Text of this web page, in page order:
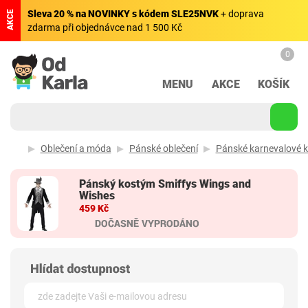
AKCE Sleva 20 % na NOVINKY s kódem SLE25NVK+ doprava
zdarma při objednávce nad 1 500 Kč
MENU AKCE
0
KOŠÍK
Oblečení a móda Pánské oblečení Pánské karnevalové
Pánský kostým Smiffys Wings and
Wishes
459 Kč